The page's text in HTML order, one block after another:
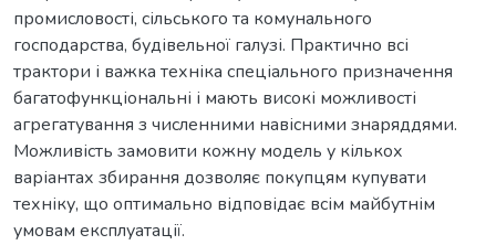
промисловості, сільського та комунального
господарства, будівельної галузі. Практично всі
трактори і важка техніка спеціального призначення
багатофункціональні і мають високі можливості
агрегатування з численними навісними знаряддями.
Можливість замовити кожну модель у кількох
варіантах збирання дозволяє покупцям купувати
техніку, що оптимально відповідає всім майбутнім
умовам експлуатації.